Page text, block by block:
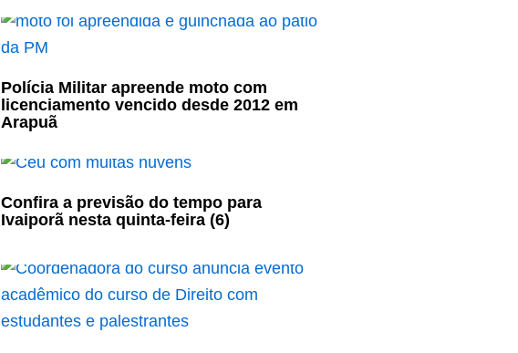
Polícia Militar apreende moto com
licenciamento vencido desde 2012 em
Arapuã
Confira a previsão do tempo para
Ivaiporã nesta quinta-feira (6)